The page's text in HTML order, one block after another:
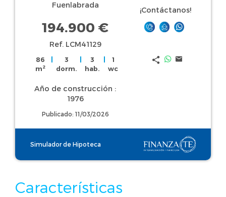
Fuenlabrada
194.900 €
Ref. LCM41129
86
m2
3
dorm.
3
hab.
1
wc
Año de construcción :
1976
Publicado: 11/03/2026
¡Contáctanos!
Simulador de Hipoteca
Características